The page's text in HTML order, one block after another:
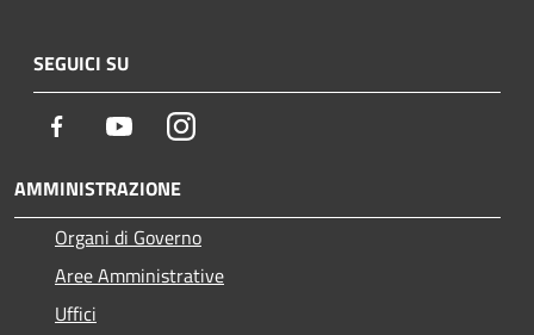
SEGUICI SU
Facebook YoutubeInstagram
AMMINISTRAZIONE
Organi di Governo
Aree Amministrative
Uffici